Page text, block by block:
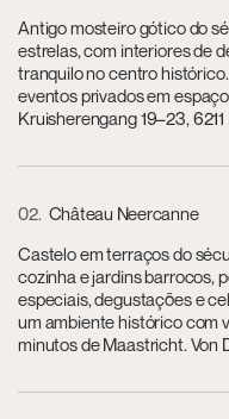
Antigo mosteiro gótico do
estrelas, com interiores de
tranquilo no centro
eventos privados em
Kruisherengang 19–23, 6211
02 Château Neercanne
Castelo em terraços do
cozinha e jardins barrocos,
especiais, degustações e
um ambiente histórico com
minutos de Maastricht. Von